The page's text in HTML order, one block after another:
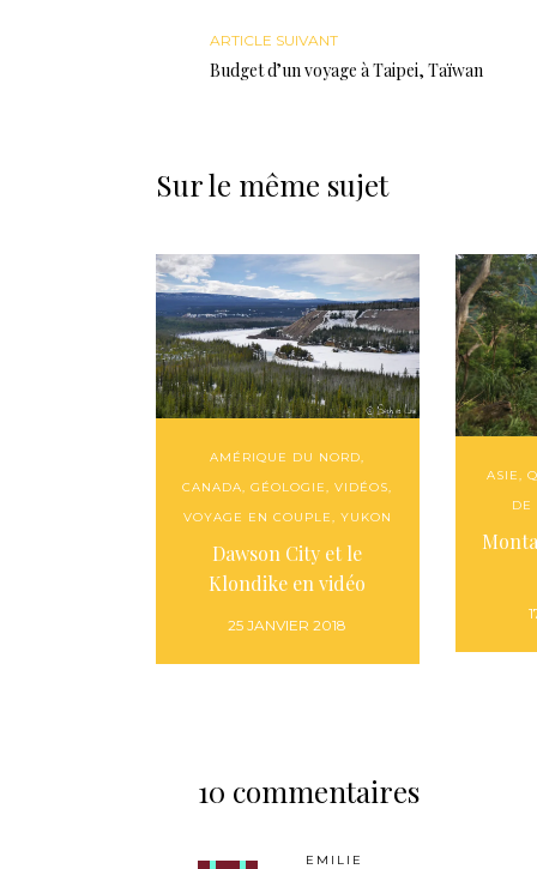
ARTICLE SUIVANT
Budget d’un voyage à Taipei, Taïwan
Sur le même sujet
AMÉRIQUE DU NORD,
CANADA,GÉOLOGIE,VIDÉOS,
VOYAGE EN COUPLE, YUKON
Dawson City et le
Klondike en vidéo
25 JANVIER 2018
ASIE,
DE
10 commentaires
EMILIE